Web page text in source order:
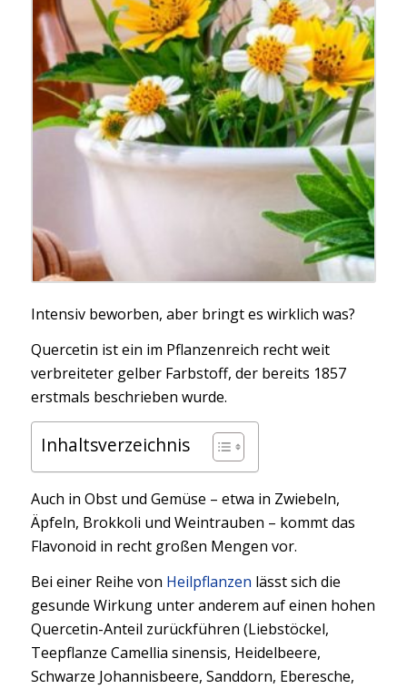
Intensiv beworben, aber bringt es wirklich was?
Quercetin ist ein im Pflanzenreich recht weit
verbreiteter gelber Farbstoff, der bereits 1857
erstmals beschrieben wurde.
Inhaltsverzeichnis
Auch in Obst und Gemüse – etwa in Zwiebeln,
Äpfeln, Brokkoli und Weintrauben – kommt das
Flavonoid in recht großen Mengen vor.
Bei einer Reihe von Heilpflanzen lässt sich die
gesunde Wirkung unter anderem auf einen hohen
Quercetin-Anteil zurückführen (Liebstöckel,
Teepflanze Camellia sinensis, Heidelbeere,
Schwarze Johannisbeere, Sanddorn, Eberesche,